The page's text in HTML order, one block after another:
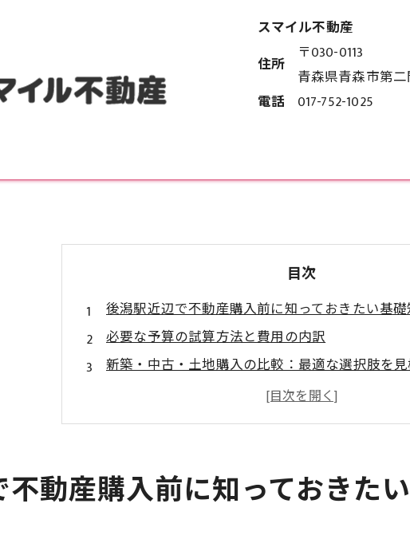
スマイル不動産
住所
〒030-0113
青森県青森市第
電話
017-752-1025
目次
後潟駅近辺で不動産購入前に知っておきたい基
必要な予算の試算方法と費用の内訳
新築・中古・土地購入の比較：最適な選択肢を
効率的な物件探しのポイント
後潟駅周辺での不動産購入について
後潟駅について
会社概要
動産購入前に知っておきた